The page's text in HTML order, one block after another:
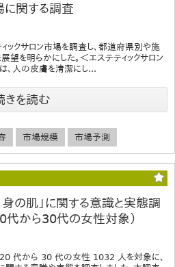
に関する調査
ックサロン市場を調査し、都道府県別や施
を明らかにした。＜エステティックサロン
、人の皮膚を清潔にし...
きを読む
市場規模 市場予測
の肌」に関する意識と実態調
代から30代の女性対象）
20 代から 30 代の女性 1032 人を対象に、